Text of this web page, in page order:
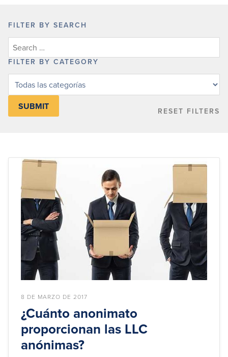
FILTER BY SEARCH
FILTER BY CATEGORY
Filter
category
RESET FILTERS
8 DE MARZO DE 2017
¿Cuánto anonimato
proporcionan las LLC
anónimas?